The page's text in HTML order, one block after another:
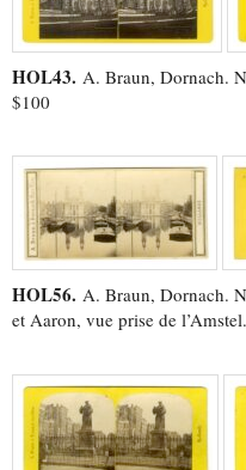
HOL43. A. Braun, Dornach.
$100
HOL56. A. Braun, Dornach.
et Aaron, vue prise de